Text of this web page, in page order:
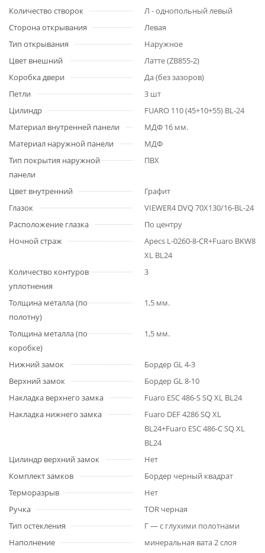
Количество створок
Л - однопольный левый
Сторона открывания
Левая
Тип открывания
Наружное
Цвет внешний
Латте (ZB855-2)
Коробка двери
Да (без зазоров)
Петли
3 шт
Цилиндр
FUARO 110 (45+10+55) BL-24
Материал внутренней панели
МДФ 16 мм.
Материал наружной панели
МДФ
Тип покрытия наружной
панели
ПВХ
Цвет внутренний
Графит
Глазок
VIEWER4 DVQ 70X130/16-BL-24
Расположение глазка
По центру
Ночной страж
Apecs L-0260-8-CR+Fuaro BKW8
XL BL24
Количество контуров
уплотнения
3
Толщина металла (по
полотну)
1,5 мм.
Толщина металла (по
коробке)
1,5 мм.
Нижний замок
Бордер GL 4-3
Верхний замок
Бордер GL 8-10
Накладка верхнего замка
Fuaro ESC 486-S SQ XL BL24
Накладка нижнего замка
Fuaro DEF 4286 SQ XL
BL24+Fuaro ESC 486-C SQ XL
BL24
Цилиндр верхний замок
Нет
Комплект замков
Бордер черный квадрат
Терморазрыв
Нет
Ручка
TOR черная
Тип остекления
Г — с глухими полотнами
Наполнение
минеральная вата 2 слоя